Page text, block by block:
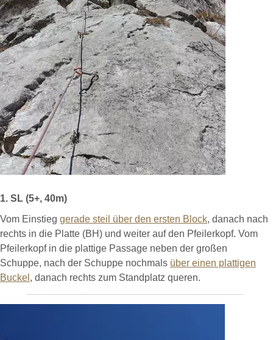
1. SL (5+, 40m)
Vom Einstieg gerade steil über den ersten Block, danach nach
rechts in die Platte (BH) und weiter auf den Pfeilerkopf. Vom
Pfeilerkopf in die plattige Passage neben der großen
Schuppe, nach der Schuppe nochmals über einen plattigen
Buckel , danach rechts zum Standplatz queren.